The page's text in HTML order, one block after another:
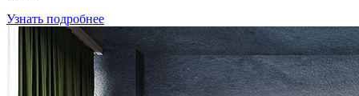
Узнать подробнее